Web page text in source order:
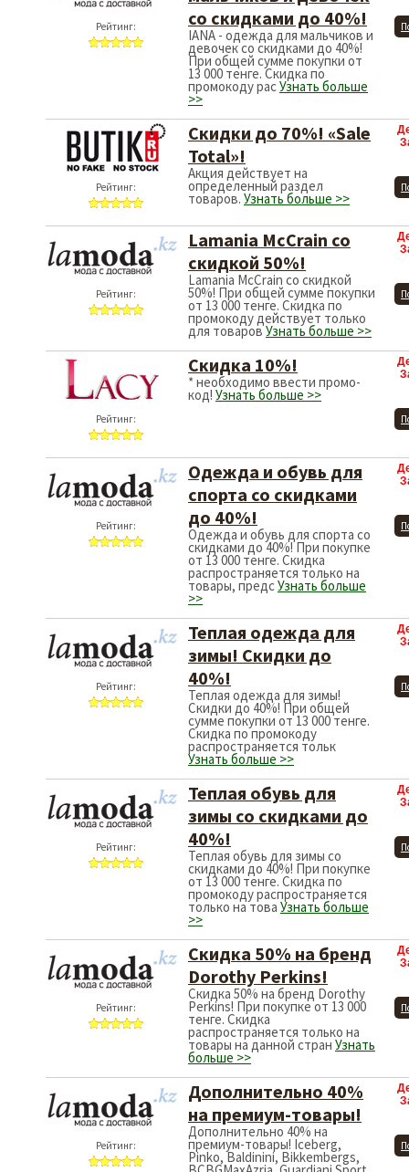
Рейтинг:
со скидками до 40%!
IANA - одежда для мальчиков и
девочек со скидками до 40%!
При общей сумме покупки от
13 000 тенге. Скидка по
промокоду расУзнать больше
>>
Рейтинг:
Скидки до 70%! «Sale
Total»!
Акция действует на
определенный раздел
товаров. Узнать больше >>
Рейтинг:
Lamania McCrain со
скидкой 50%!
Lamania McCrain со скидкой
50%! При общей сумме покупки
от 13 000 тенге. Скидка по
промокоду действует только
для товаровУзнать больше >>
Рейтинг:
Скидка 10%!
* необходимо ввести промо-
код! Узнать больше >>
Рейтинг:
Одежда и обувь для
спорта со скидками
до 40%!
Одежда и обувь для спорта со
скидками до 40%! При покупке
от 13 000 тенге. Скидка
распространяется только на
товары, предсУзнать больше
>>
Рейтинг:
Теплая одежда для
зимы! Скидки до
40%!
Теплая одежда для зимы!
Скидки до 40%! При общей
сумме покупки от 13 000 тенге.
Скидка по промокоду
распространяется тольк
Узнать больше >>
Рейтинг:
Теплая обувь для
зимы со скидками до
40%!
Теплая обувь для зимы со
скидками до 40%! При покупке
от 13 000 тенге. Скидка по
промокоду распространяется
только на това Узнать больше
>>
Рейтинг:
Скидка 50% на бренд
Dorothy Perkins!
Скидка 50% на бренд Dorothy
Perkins! При покупке от 13 000
тенге. Скидка
распространяется только на
товары на данной стран Узнать
больше >>
Рейтинг:
Дополнительно 40%
на премиум-товары!
Дополнительно 40% на
премиум-товары! Iceberg,
Pinko, Baldinini, Bikkembergs,